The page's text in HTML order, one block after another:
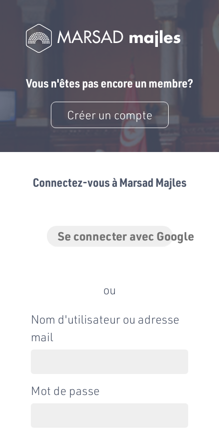
Vous n'êtes pas encore un membre?
Créer un compte
Connectez-vous à Marsad Majles
Se connecter avec Google
ou
Nom d'utilisateur ou adresse
mail
Mot de passe